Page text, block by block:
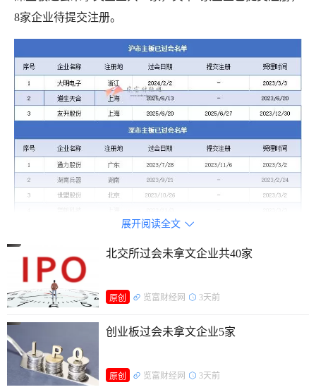
8家企业待提交注册。
展开阅读全文 
北交所过会未拿文企业共40家
原创 览富财经网 3天前
创业板过会未拿文企业5家
原创 览富财经网 3天前